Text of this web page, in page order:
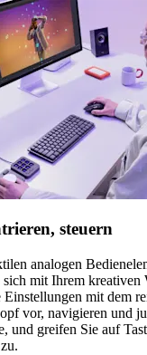
steuern
analogen
mit Ihrem
Einstellungen mit dem
vor, navigieren und
und greifen Sie auf